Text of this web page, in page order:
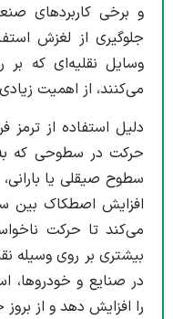
و برخی کاربردهای
جلوگیری از لغزش
وسایل نقلیه‌ای که
می‌کنند، از اهمیت
دلیل استفاده از
حرکت در سطوحی که
سطوح صیقلی یا
افزایش اصطکاک
می‌کند تا حرکت
بیشتری بر روی وسیله
در صنایع و خودروها،
را افزایش دهد و از